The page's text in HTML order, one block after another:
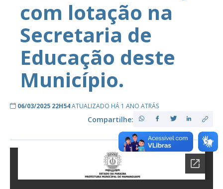
com lotação na
Secretaria de
Educação deste
Município.
06/03/2025 22H54ATUALIZADO HÁ 1 ANO ATRÁS
Compartilhe: